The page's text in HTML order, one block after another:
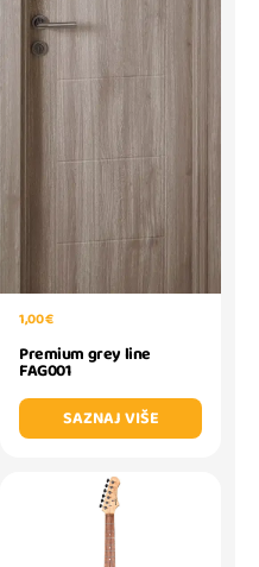
1,00 €
Premium grey line
FAG001
SAZNAJ VIŠE